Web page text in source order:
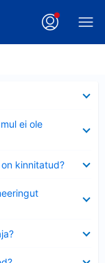
ei ole
kinnitatud?